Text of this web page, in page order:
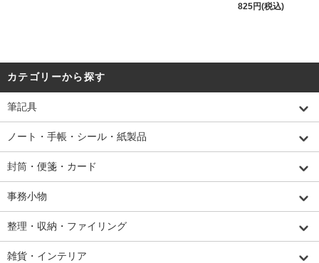
825円(税込)
カテゴリーから探す
筆記具
ノート・手帳・シール・紙製品
封筒・便箋・カード
事務小物
整理・収納・ファイリング
雑貨・インテリア